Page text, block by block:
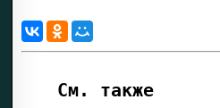
См. также